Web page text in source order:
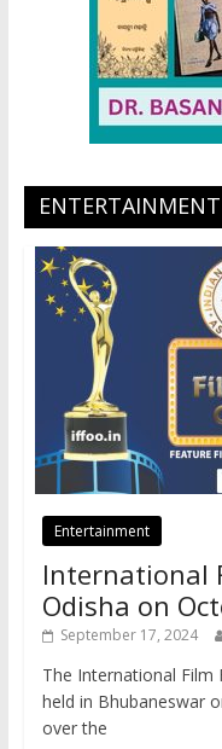
ENTERTAINMENT
Entertainment
International
Odisha on
September 17, 2024
The International Film
held in Bhubaneswar
over the